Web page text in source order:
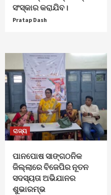
ସଂସ୍କାର କରାଯିବ।
Pratap Dash
ରାଜ୍ୟ
ପାନପୋଷ ସାଙ୍ଗଠନିକ
ଜିଲ୍ଲାରେ ବିଜେପିର ନୂତନ
ସଦସ୍ୟତା ଅଭିଯାନର
ଶୁଭାରମ୍ଭ